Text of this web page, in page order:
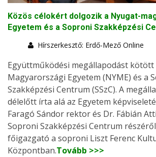
Közös célokért dolgozik a Nyugat-
Egyetem és a Soproni Szakképzési
Hírszerkesztő: Erdő-Mező Online
Együttműködési megállapodást
Magyarországi Egyetem (NYME) és a
Szakképzési Centrum (SSzC). A
délelőtt írta alá az Egyetem
Faragó Sándor rektor és Dr. Fábián
Soproni Szakképzési Centrum
főigazgató a soproni Liszt Ferenc
Központban.Tovább >>>